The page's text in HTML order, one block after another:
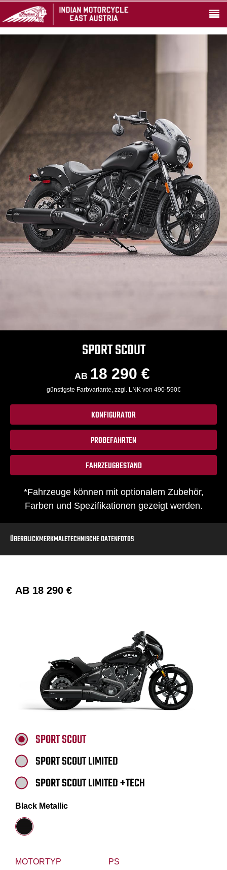
SPORT SCOUT
AB 18 290 €
günstigste Farbvariante, zzgl. LNK von 490-590€
KONFIGURATOR
PROBEFAHRTEN
FAHRZEUGBESTAND
*Fahrzeuge können mit optionalem Zubehör,
Farben und Spezifikationen gezeigt werden.
ÜBERBLICKMERKMALETECHNISCHE DATENFOTOS
AB 18 290 €
MOTORTYP PS
SPORT SCOUT
SPORT SCOUT LIMITED
SPORT SCOUT LIMITED +TECH
Black Metallic